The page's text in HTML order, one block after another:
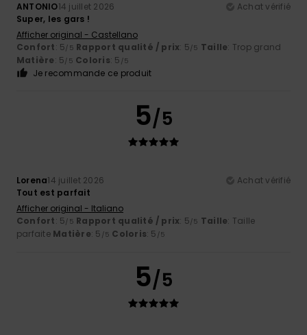
ANTONIO14 juillet 2026
Achat vérifié
Super, les gars !
Afficher original - Castellano
Confort: 5/5 Rapport qualité / prix: 5/5 Taille: Trop grand
Matière: 5/5 Coloris: 5 /5
Je recommande ce produit
5/5
Lorena14 juillet 2026
Achat vérifié
Tout est parfait
Afficher original - Italiano
Confort: 5/5 Rapport qualité / prix: 5/5 Taille: Taille
parfaite Matière: 5 /5 Coloris: 5 /5
5/5